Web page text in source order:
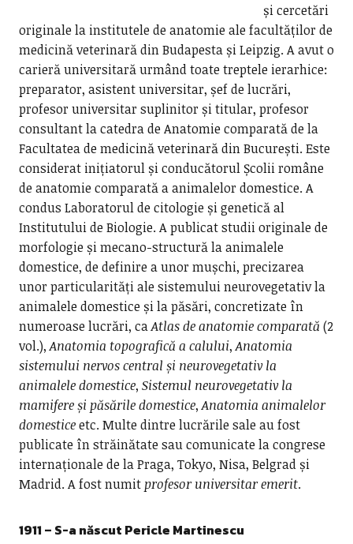
și cercetări
originale la institutele de anatomie ale facultăților de
medicină veterinară din Budapesta și Leipzig. A avut o
carieră universitară urmând toate treptele ierarhice:
preparator, asistent universitar, șef de lucrări,
profesor universitar suplinitor și titular, profesor
consultant la catedra de Anatomie comparată de la
Facultatea de medicină veterinară din București. Este
considerat inițiatorul și conducătorul Școlii române
de anatomie comparată a animalelor domestice. A
condus Laboratorul de citologie și genetică al
Institutului de Biologie. A publicat studii originale de
morfologie și mecano-structură la animalele
domestice, de definire a unor mușchi, precizarea
unor particularități ale sistemului neurovegetativ la
animalele domestice și la păsări, concretizate în
numeroase lucrări, caAtlas de anatomie comparată (2
vol.),Anatomia topografică a calului,Anatomia
sistemului nervos central și neurovegetativ la
animalele domestice, Sistemul neurovegetativ la
mamifere și păsările domestice,Anatomia animalelor
domesticeetc. Multe dintre lucrările sale au fost
publicate în străinătate sau comunicate la congrese
internaționale de la Praga, Tokyo, Nisa, Belgrad și
Madrid. A fost numit profesor universitar emerit.
1911 – S-a născut Pericle Martinescu